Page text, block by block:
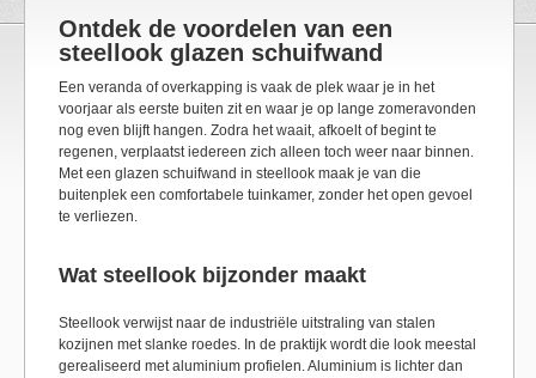
Ontdek de voordelen van een
steellook glazen schuifwand
Een veranda of overkapping is vaak de plek waar je in het
voorjaar als eerste buiten zit en waar je op lange zomeravonden
nog even blijft hangen. Zodra het waait, afkoelt of begint te
regenen, verplaatst iedereen zich alleen toch weer naar binnen.
Met een glazen schuifwand in steellook maak je van die
buitenplek een comfortabele tuinkamer, zonder het open gevoel
te verliezen.
Wat steellook bijzonder maakt
Steellook verwijst naar de industriële uitstraling van stalen
kozijnen met slanke roedes. In de praktijk wordt die look meestal
gerealiseerd met aluminium profielen. Aluminium is lichter dan